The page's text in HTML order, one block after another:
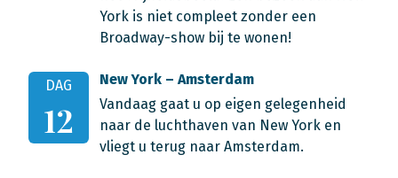
York is niet compleet zonder een
Broadway-show bij te wonen!
DAG
12
New York – Amsterdam
Vandaag gaat u op eigen gelegenheid
naar de luchthaven van New York en
vliegt u terug naar Amsterdam.